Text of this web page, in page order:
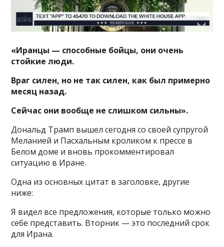
«Иранцы — способные бойцы, они очень
стойкие люди.
Враг силен, но не так силен, как был примерно
месяц назад.
Сейчас они вообще не слишком сильны».
Дональд Трамп вышел сегодня со своей супругой
Меланией и Пасхальным кроликом к прессе в
Белом доме и вновь прокомментировал
ситуацию в Иране.
Одна из основных цитат в заголовке, другие
ниже:
Я видел все предложения, которые только можно
себе представить. Вторник — это последний срок
для Ирана.